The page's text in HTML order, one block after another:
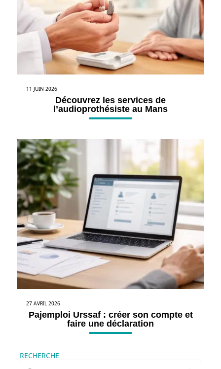
11 JUIN 2026
Découvrez les services de
l’audioprothésiste au Mans
27 AVRIL 2026
Pajemploi Urssaf : créer son compte et
faire une déclaration
RECHERCHE